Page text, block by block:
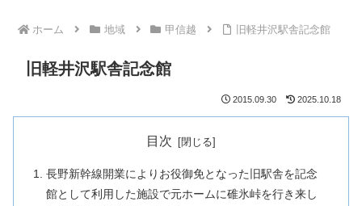
ホーム 地域 甲信越 旧軽井沢駅舎記念館
旧軽井沢駅舎記念館
2015.09.30 2025.10.18
目次
長野新幹線開業によりお役御免となった旧駅舎を記念
館として利用した施設で元ホームに碓氷峠を行き来し